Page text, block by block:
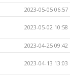
2023-05-05 06:57
2023-05-02 10:58
2023-04-25 09:42
2023-04-13 13:03